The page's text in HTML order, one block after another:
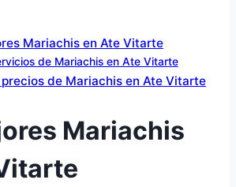
Mariachis en Ate Vitarte
de Mariachis en Ate Vitarte
de Mariachis en Ate Vitarte
Mariachis